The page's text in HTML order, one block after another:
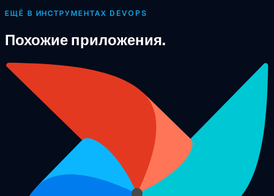
ЕЩЁ В ИНСТРУМЕНТАХ DEVOPS
Похожие приложения.